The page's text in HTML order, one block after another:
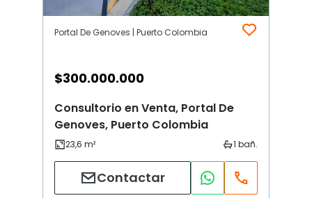
Portal De Genoves | Puerto Colombia
$300.000.000
Consultorio en Venta, Portal De
Genoves, Puerto Colombia
Contactar